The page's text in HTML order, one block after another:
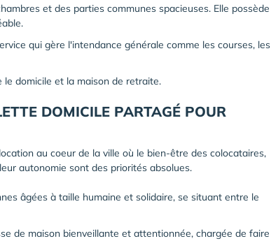
et des parties communes spacieuses. Elle possède
qui gère l'intendance générale comme les courses, les
domicile et la maison de retraite.
DOMICILE PARTAGÉ POUR
au coeur de la ville où le bien-être des colocataires,
autonomie sont des priorités absolues.
âgées à taille humaine et solidaire, se situant entre le
de maison bienveillante et attentionnée, chargée de faire